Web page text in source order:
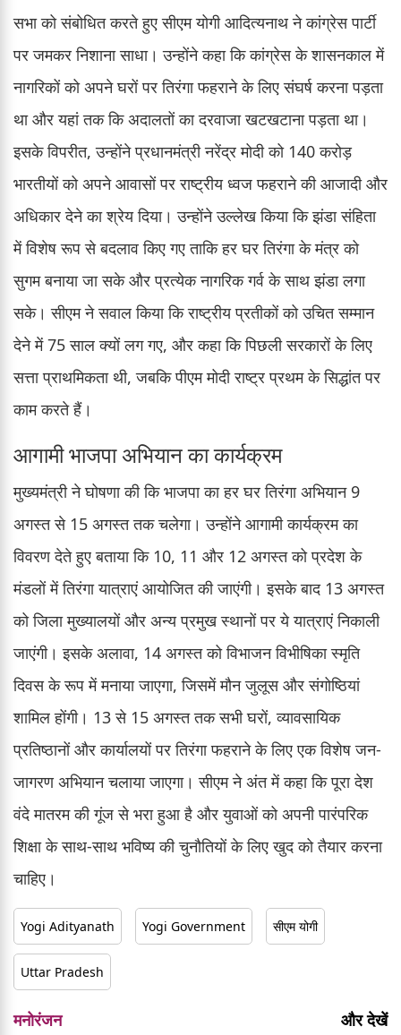
सभा को संबोधित करते हुए सीएम योगी आदित्यनाथ ने कांग्रेस पार्टी
पर जमकर निशाना साधा। उन्होंने कहा कि कांग्रेस के शासनकाल में
नागरिकों को अपने घरों पर तिरंगा फहराने के लिए संघर्ष करना पड़ता
था और यहां तक कि अदालतों का दरवाजा खटखटाना पड़ता था।
इसके विपरीत, उन्होंने प्रधानमंत्री नरेंद्र मोदी को 140 करोड़
भारतीयों को अपने आवासों पर राष्ट्रीय ध्वज फहराने की आजादी और
अधिकार देने का श्रेय दिया। उन्होंने उल्लेख किया कि झंडा संहिता
में विशेष रूप से बदलाव किए गए ताकि हर घर तिरंगा के मंत्र को
सुगम बनाया जा सके और प्रत्येक नागरिक गर्व के साथ झंडा लगा
सके। सीएम ने सवाल किया कि राष्ट्रीय प्रतीकों को उचित सम्मान
देने में 75 साल क्यों लग गए, और कहा कि पिछली सरकारों के लिए
सत्ता प्राथमिकता थी, जबकि पीएम मोदी राष्ट्र प्रथम के सिद्धांत पर
काम करते हैं।
आगामी भाजपा अभियान का कार्यक्रम
मुख्यमंत्री ने घोषणा की कि भाजपा का हर घर तिरंगा अभियान 9
अगस्त से 15 अगस्त तक चलेगा। उन्होंने आगामी कार्यक्रम का
विवरण देते हुए बताया कि 10, 11 और 12 अगस्त को प्रदेश के
मंडलों में तिरंगा यात्राएं आयोजित की जाएंगी। इसके बाद 13 अगस्त
को जिला मुख्यालयों और अन्य प्रमुख स्थानों पर ये यात्राएं निकाली
जाएंगी। इसके अलावा, 14 अगस्त को विभाजन विभीषिका स्मृति
दिवस के रूप में मनाया जाएगा, जिसमें मौन जुलूस और संगोष्ठियां
शामिल होंगी। 13 से 15 अगस्त तक सभी घरों, व्यावसायिक
प्रतिष्ठानों और कार्यालयों पर तिरंगा फहराने के लिए एक विशेष जन-
जागरण अभियान चलाया जाएगा। सीएम ने अंत में कहा कि पूरा देश
वंदे मातरम की गूंज से भरा हुआ है और युवाओं को अपनी पारंपरिक
शिक्षा के साथ-साथ भविष्य की चुनौतियों के लिए खुद को तैयार करना
चाहिए।
Yogi Adityanath Yogi Government सीएम योगी
Uttar Pradesh
मनोरंजन और देखें